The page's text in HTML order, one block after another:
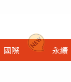
國際 永續